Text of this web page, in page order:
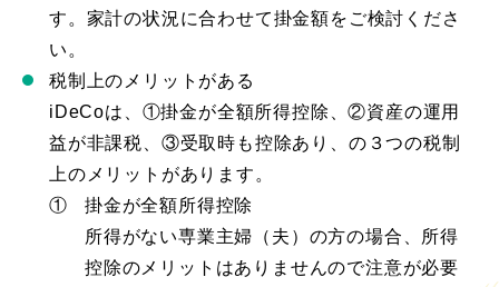
す。家計の状況に合わせて掛金額をご検討くださ
い。
税制上のメリットがある
iDeCoは、①掛金が全額所得控除、②資産の運用
益が非課税、③受取時も控除あり、の３つの税制
上のメリットがあります。
①
掛金が全額所得控除
所得がない専業主婦（夫）の方の場合、所得
控除のメリットはありませんので注意が必要